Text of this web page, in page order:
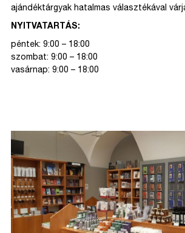
ajándéktárgyak hatalmas választékával
NYITVATARTÁS:
péntek: 9:00 – 18:00
szombat: 9:00 – 18:00
vasárnap: 9:00 – 18:00